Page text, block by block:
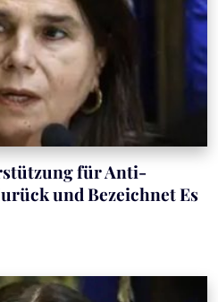
für Anti-
und Bezeichnet Es